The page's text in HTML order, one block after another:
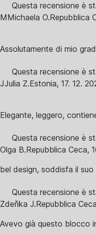
Questa recensione è
MMichaela O.Repubblica
Assolutamente di mio
Questa recensione è
JJulia Z.Estonia, 17. 12.
Elegante, leggero,
Questa recensione è
Olga B.Repubblica Ceca,
bel design, soddisfa il
Questa recensione è
Zdeňka J.Repubblica Ceca
Avevo già questo blocco